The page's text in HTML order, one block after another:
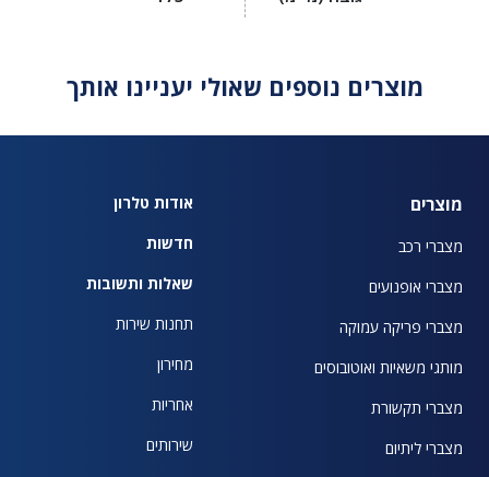
מוצרים נוספים שאולי יעניינו אותך
מוצרים
מצברי רכב
מצברי אופנועים
מצברי פריקה עמוקה
מותגי משאיות ואוטובוסים
מצברי תקשורת
מצברי ליתיום
אודות טלרון
חדשות
שאלות ותשובות
תחנות שירות
מחירון
אחריות
שירותים